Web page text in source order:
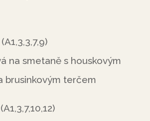
na smetaně s houskovým
brusinkovým terčem